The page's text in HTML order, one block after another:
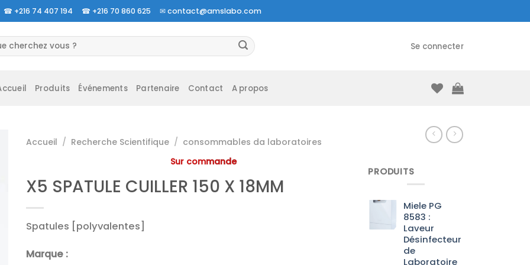
☎ +216 74 407 194 ☎ +216 70 860 625 ✉contact@amslabo.com
Se connecter
Produits Événements Partenaire Contact A propos
Accueil / Recherche Scientifique / consommables da laboratoires
Sur commande
X5 SPATULE CUILLER 150 X 18MM
Spatules [polyvalentes]
Marque :
PRODUITS
Miele PG
8583 :
Laveur
Désinfecteur
de
Laboratoire